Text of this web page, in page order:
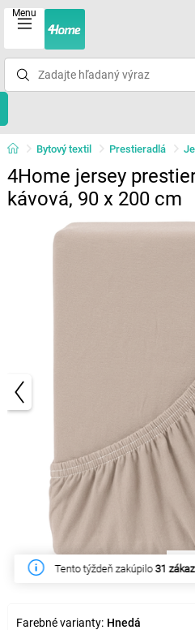
Menu
Bytový textil Prestieradlá
4Home jersey
kávová, 90 x 200 cm
Tento týždeň zakúpilo31
Farebné varianty: Hnedá